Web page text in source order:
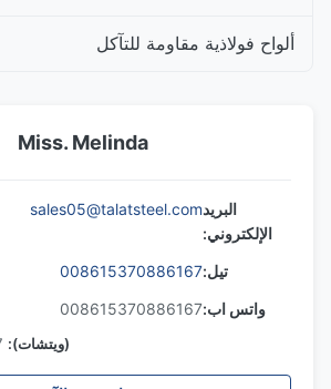
ألواح فولاذية مقاومة للتآكل
Miss. Melinda
البريد
الإلكتروني:
sales05@talatsteel.com
تيل:008615370886167
واتس اب:008615370886167
(ويتشات):